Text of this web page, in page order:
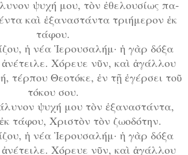
ψυ­χή μου, τὸν ἐ­θε­λου­σί­ως πα­
καὶ ἐ­ξα­να­στάν­τα τρι­ή­με­ρον ἐκ
τά­φου.
ἡ νέ­α Ἱ­ε­ρου­σα­λήμ· ἡ γὰρ δό­ξα
Χό­ρευ­ε νῦν, καὶ ἀ­γάλ­λου
τέρ­που Θε­ο­τό­κε, ἐν τῇ ἐ­γέρ­σει τοῦ
τό­κου σου.
ψυ­χή μου τὸν ἐ­ξα­να­στάν­τα,
τά­φου, Χρι­στὸν τὸν ζω­ο­δό­την.
ἡ νέ­α Ἱ­ε­ρου­σα­λήμ· ἡ γὰρ δό­ξα
Χό­ρευ­ε νῦν, καὶ ἀ­γάλ­λου